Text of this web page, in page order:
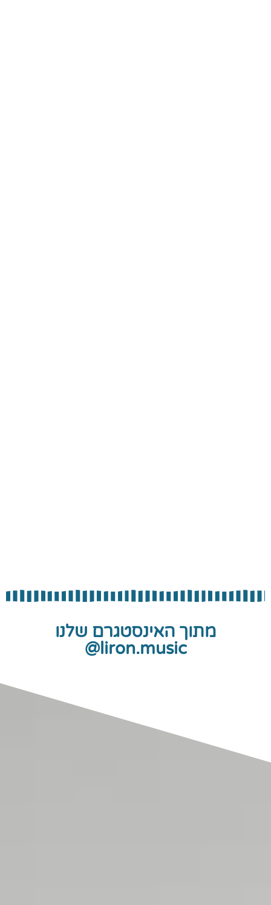
מתוך האינסטגרם שלנו
liron.music@